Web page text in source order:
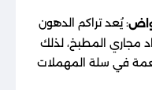
: يُعد تراكم الدهون
مجاري المطبخ، لذلك
في سلة المهملات